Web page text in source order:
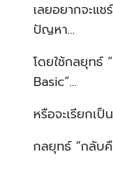
เลยอยากจะแช
ปัญหา...
โดยใช้กลยุทธ์
Basic”…
หรือจะเรียกเป็
กลยุทธ์ “กลับ